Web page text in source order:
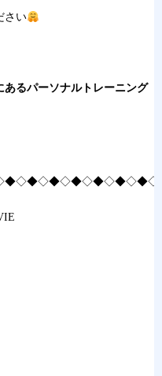
さい
るパーソナルトレーニング